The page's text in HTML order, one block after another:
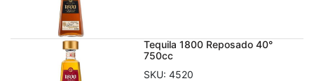
Tequila 1800 Reposado 40°
750cc
SKU: 4520